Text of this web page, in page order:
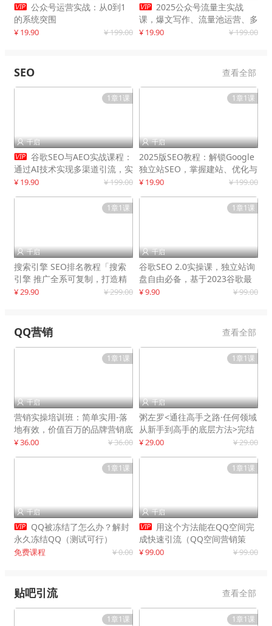
 公众号运营实战：从0到1
的系统突围
¥ 19.90 ¥ 199.00
 2025公众号流量主实战
课，爆文写作、流量池运营、多
平台分发，新手日入千元月赚5
¥ 19.90 ¥ 199.00
SEO 查看全部
1章1课
 千启
 谷歌SEO与AEO实战课程：
通过AI技术实现多渠道引流，实
现网站流量增长300%
¥ 19.90 ¥ 199.00
1章1课
 千启
2025版SEO教程：解锁Google
独立站SEO，掌握建站、优化与
变现技巧
¥ 19.90 ¥ 199.00
1章1课
 千启
搜索引擎 SEO排名教程「搜索
引擎 推广全系可复制，打造精
准被动流量系统
¥ 29.90 ¥ 299.00
1章1课
 千启
谷歌SEO 2.0实操课，独立站询
盘自由必备，基于2023谷歌最
新算法录制
¥ 9.90 ¥ 99.00
QQ营销 查看全部
1章1课
 千启
营销实操培训班：简单实用-落
地有效，价值百万的品牌营销底
层逻辑
¥ 36.00 ¥ 36.00
1章1课
 千启
粥左罗<通往高手之路·任何领域
从新手到高手的底层方法>完结
¥ 29.00 ¥ 29.00
1章1课
 千启
 QQ被冻结了怎么办？解封
永久冻结QQ（测试可行）
免费课程 ¥ 0.00
1章1课
 千启
 用这个方法能在QQ空间完
成快速引流（QQ空间营销策
略）
¥ 99.00 ¥ 99.00
贴吧引流 查看全部
1章1课 1章1课